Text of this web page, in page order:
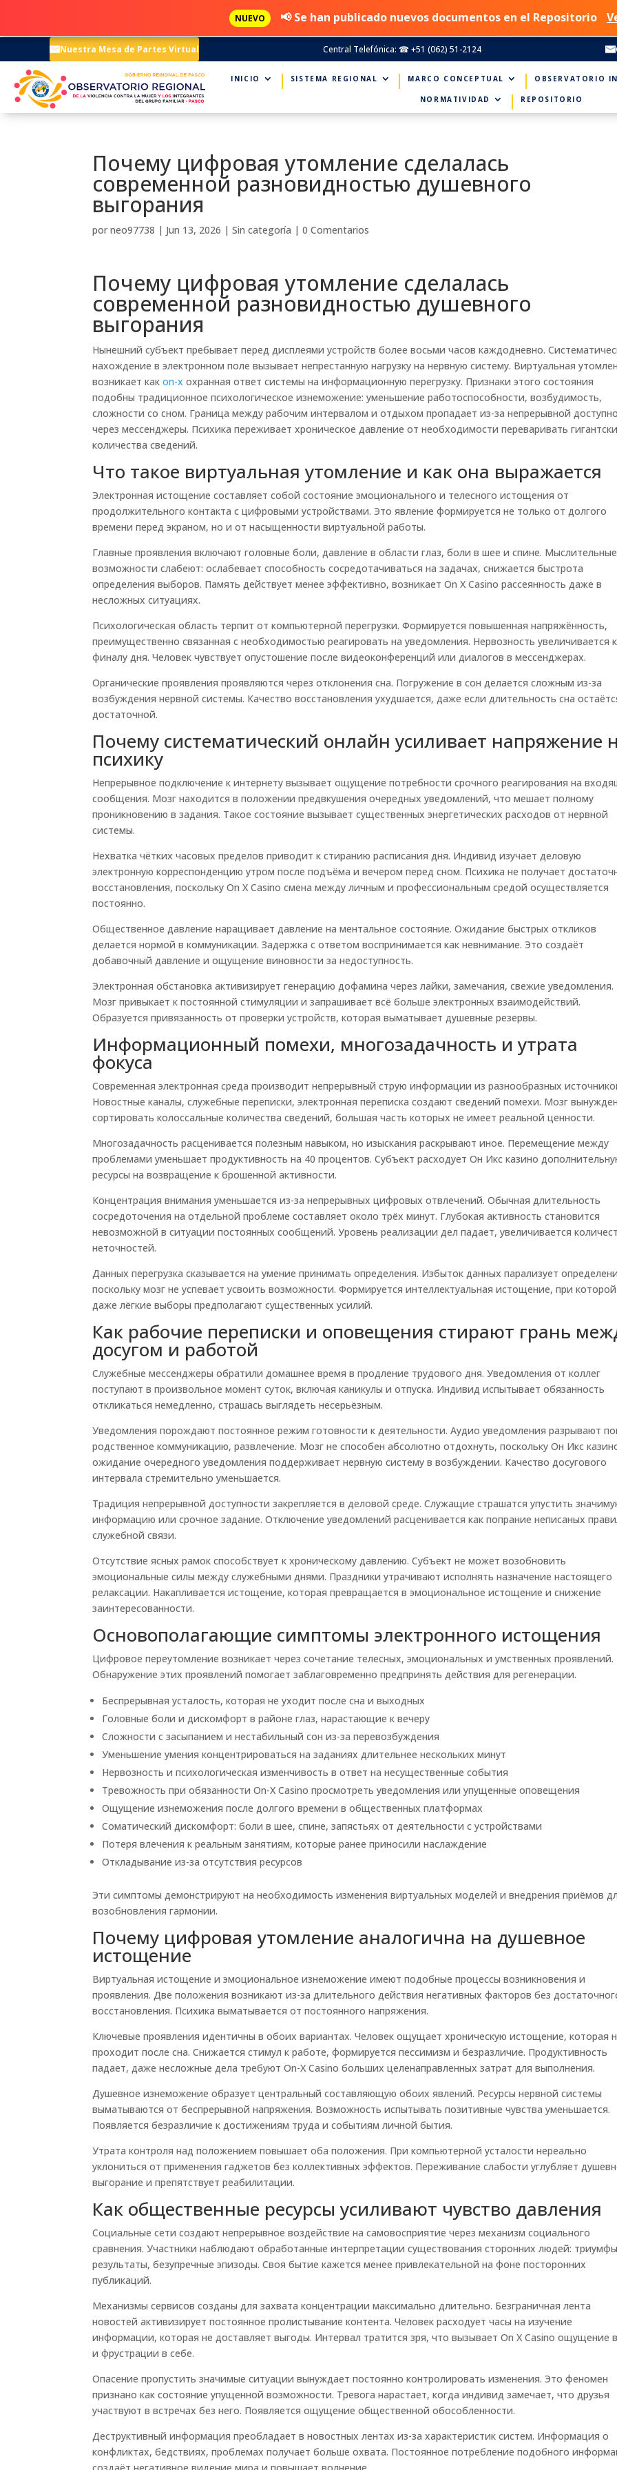
Nuestra Mesa de Partes Virtual Central Telefónica: ☎ +51 (062) 51-2124
INICIO SISTEMA REGIONAL MARCO CONCEPTUAL OBSERVATORIO
NORMATIVIDAD REPOSITORIO
Почему цифровая утомление сделалась
современной разновидностью душевного
выгорания
porneo97738 | Jun 13, 2026 |Sin categoría |0 Comentarios
Почему цифровая утомление сделалась
современной разновидностью душевного
выгорания
Нынешний субъект пребывает перед дисплеями устройств более восьми часов каждодневно.
нахождение в электронном поле вызывает непрестанную нагрузку на нервную систему. Виртуальная
возникает какon-x охранная ответ системы на информационную перегрузку. Признаки этого состояния
подобны традиционное психологическое изнеможение: уменьшение работоспособности, возбудимость,
сложности со сном. Граница между рабочим интервалом и отдыхом пропадает из-за непрерывной
через мессенджеры. Психика переживает хроническое давление от необходимости переваривать
количества сведений.
Что такое виртуальная утомление и как она выражается
Электронная истощение составляет собой состояние эмоционального и телесного истощения от
продолжительного контакта с цифровыми устройствами. Это явление формируется не только от долгого
времени перед экраном, но и от насыщенности виртуальной работы.
Главные проявления включают головные боли, давление в области глаз, боли в шее и спине. Мыслительные
возможности слабеют: ослабевает способность сосредотачиваться на задачах, снижается быстрота
определения выборов. Память действует менее эффективно, возникает On X Casino рассеянность даже в
несложных ситуациях.
Психологическая область терпит от компьютерной перегрузки. Формируется повышенная напряжённость,
преимущественно связанная с необходимостью реагировать на уведомления. Нервозность увеличивается к
финалу дня. Человек чувствует опустошение после видеоконференций или диалогов в мессенджерах.
Органические проявления проявляются через отклонения сна. Погружение в сон делается сложным из-за
возбуждения нервной системы. Качество восстановления ухудшается, даже если длительность сна
достаточной.
Почему систематический онлайн усиливает напряжение
психику
Непрерывное подключение к интернету вызывает ощущение потребности срочного реагирования на
сообщения. Мозг находится в положении предвкушения очередных уведомлений, что мешает полному
проникновению в задания. Такое состояние вызывает существенных энергетических расходов от нервной
системы.
Нехватка чётких часовых пределов приводит к стиранию расписания дня. Индивид изучает деловую
электронную корреспонденцию утром после подъёма и вечером перед сном. Психика не получает
восстановления, поскольку On X Casino смена между личным и профессиональным средой осуществляется
постоянно.
Общественное давление наращивает давление на ментальное состояние. Ожидание быстрых откликов
делается нормой в коммуникации. Задержка с ответом воспринимается как невнимание. Это создаёт
добавочный давление и ощущение виновности за недоступность.
Электронная обстановка активизирует генерацию дофамина через лайки, замечания, свежие уведомления.
Мозг привыкает к постоянной стимуляции и запрашивает всё больше электронных взаимодействий.
Образуется привязанность от проверки устройств, которая выматывает душевные резервы.
Информационный помехи, многозадачность и утрата
фокуса
Современная электронная среда производит непрерывный струю информации из разнообразных
Новостные каналы, служебные переписки, электронная переписка создают сведений помехи. Мозг вынужден
сортировать колоссальные количества сведений, большая часть которых не имеет реальной ценности.
Многозадачность расценивается полезным навыком, но изыскания раскрывают иное. Перемещение между
проблемами уменьшает продуктивность на 40 процентов. Субъект расходует Он Икс казино
ресурсы на возвращение к брошенной активности.
Концентрация внимания уменьшается из-за непрерывных цифровых отвлечений. Обычная длительность
сосредоточения на отдельной проблеме составляет около трёх минут. Глубокая активность становится
невозможной в ситуации постоянных сообщений. Уровень реализации дел падает, увеличивается
неточностей.
Данных перегрузка сказывается на умение принимать определения. Избыток данных парализует
поскольку мозг не успевает усвоить возможности. Формируется интеллектуальная истощение, при которой
даже лёгкие выборы предполагают существенных усилий.
Как рабочие переписки и оповещения стирают грань
досугом и работой
Служебные мессенджеры обратили домашнее время в продление трудового дня. Уведомления от коллег
поступают в произвольное момент суток, включая каникулы и отпуска. Индивид испытывает обязанность
откликаться немедленно, страшась выглядеть несерьёзным.
Уведомления порождают постоянное режим готовности к деятельности. Аудио уведомления разрывают
родственное коммуникацию, развлечение. Мозг не способен абсолютно отдохнуть, поскольку Он Икс
ожидание очередного уведомления поддерживает нервную систему в возбуждении. Качество досугового
интервала стремительно уменьшается.
Традиция непрерывной доступности закрепляется в деловой среде. Служащие страшатся упустить
информацию или срочное задание. Отключение уведомлений расценивается как попрание неписаных
служебной связи.
Отсутствие ясных рамок способствует к хроническому давлению. Субъект не может возобновить
эмоциональные силы между служебными днями. Праздники утрачивают исполнять назначение настоящего
релаксации. Накапливается истощение, которая превращается в эмоциональное истощение и снижение
заинтересованности.
Основополагающие симптомы электронного истощения
Цифровое переутомление возникает через сочетание телесных, эмоциональных и умственных проявлений.
Обнаружение этих проявлений помогает заблаговременно предпринять действия для регенерации.
Беспрерывная усталость, которая не уходит после сна и выходных
Головные боли и дискомфорт в районе глаз, нарастающие к вечеру
Сложности с засыпанием и нестабильный сон из-за перевозбуждения
Уменьшение умения концентрироваться на заданиях длительнее нескольких минут
Нервозность и психологическая изменчивость в ответ на несущественные события
Тревожность при обязанности On-X Casino просмотреть уведомления или упущенные оповещения
Ощущение изнеможения после долгого времени в общественных платформах
Соматический дискомфорт: боли в шее, спине, запястьях от деятельности с устройствами
Потеря влечения к реальным занятиям, которые ранее приносили наслаждение
Откладывание из-за отсутствия ресурсов
Эти симптомы демонстрируют на необходимость изменения виртуальных моделей и внедрения приёмов
возобновления гармонии.
Почему цифровая утомление аналогична на душевное
истощение
Виртуальная истощение и эмоциональное изнеможение имеют подобные процессы возникновения и
проявления. Две положения возникают из-за длительного действия негативных факторов без
восстановления. Психика выматывается от постоянного напряжения.
Ключевые проявления идентичны в обоих вариантах. Человек ощущает хроническую истощение, которая
проходит после сна. Снижается стимул к работе, формируется пессимизм и безразличие. Продуктивность
падает, даже несложные дела требуют On-X Casino больших целенаправленных затрат для выполнения.
Душевное изнеможение образует центральный составляющую обоих явлений. Ресурсы нервной системы
выматываются от беспрерывной напряжения. Возможность испытывать позитивные чувства уменьшается.
Появляется безразличие к достижениям труда и событиям личной бытия.
Утрата контроля над положением повышает оба положения. При компьютерной усталости нереально
уклониться от применения гаджетов без коллективных эффектов. Переживание слабости углубляет
выгорание и препятствует реабилитации.
Как общественные ресурсы усиливают чувство давления
Социальные сети создают непрерывное воздействие на самовосприятие через механизм социального
сравнения. Участники наблюдают обработанные интерпретации существования сторонних людей:
результаты, безупречные эпизоды. Своя бытие кажется менее привлекательной на фоне посторонних
публикаций.
Механизмы сервисов созданы для захвата концентрации максимально длительно. Безграничная лента
новостей активизирует постоянное пролистывание контента. Человек расходует часы на изучение
информации, которая не доставляет выгоды. Интервал тратится зря, что вызывает On X Casino ощущение
и фрустрации в себе.
Опасение пропустить значимые ситуации вынуждает постоянно контролировать изменения. Это феномен
признано как состояние упущенной возможности. Тревога нарастает, когда индивид замечает, что друзья
участвуют в встречах без него. Появляется ощущение общественной обособленности.
Деструктивный информация преобладает в новостных лентах из-за характеристик систем. Информация о
конфликтах, бедствиях, проблемах получает больше охвата. Постоянное потребление подобного
NUEVO 📢 Se han publicado nuevos documentos en el Repositorio